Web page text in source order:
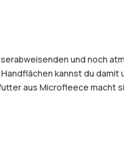
und noch
kannst du
aus Microfleece macht